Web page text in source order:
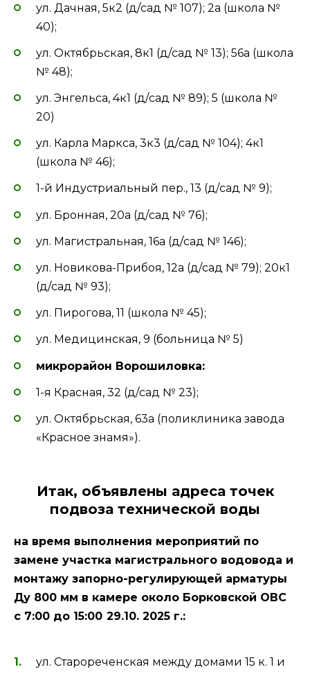
ул. Дачная, 5к2 (д/сад № 107); 2а (школа №
40);
ул. Октябрьская, 8к1 (д/сад № 13); 56а (школа
№ 48);
ул. Энгельса, 4к1 (д/сад № 89); 5 (школа №
20)
ул. Карла Маркса, 3к3 (д/сад № 104); 4к1
(школа № 46);
1-й Индустриальный пер., 13 (д/сад № 9);
ул. Бронная, 20а (д/сад № 76);
ул. Магистральная, 16а (д/сад № 146);
ул. Новикова-Прибоя, 12а (д/сад № 79); 20к1
(д/сад № 93);
ул. Пирогова, 11 (школа № 45);
ул. Медицинская, 9 (больница № 5)
микрорайон Ворошиловка:
1-я Красная, 32 (д/сад № 23);
ул. Октябрьская, 63а (поликлиника завода
«Красное знамя»).
Итак, объявлены адреса точек
подвоза технической воды
на время выполнения мероприятий по
замене участка магистрального водовода и
монтажу запорно-регулирующей арматуры
Ду 800 мм в камере около Борковской ОВС
с 7:00 до 15:00 29.10. 2025 г.:
ул. Старореченская между домами 15 к. 1 и